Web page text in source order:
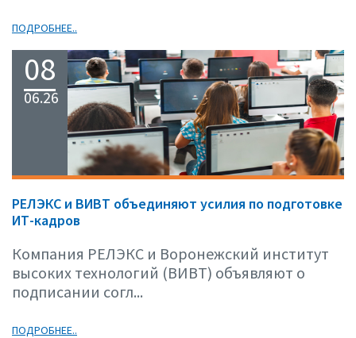
ПОДРОБНЕЕ..
08
06.26
РЕЛЭКС и ВИВТ объединяют усилия по подготовке
ИТ-кадров
Компания РЕЛЭКС и Воронежский институт
высоких технологий (ВИВТ) объявляют о
подписании согл...
ПОДРОБНЕЕ..